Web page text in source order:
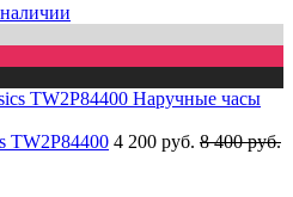
TW2P84400 4 200 руб. 8 400 руб.